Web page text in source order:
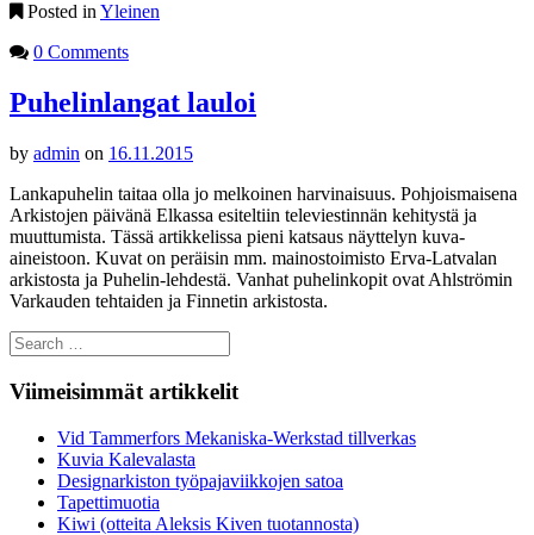
Posted inYleinen
0 Comments
Puhelinlangat lauloi
by admin on 16.11.2015
Lankapuhelin taitaa olla jo melkoinen harvinaisuus. Pohjoismaisena
Arkistojen päivänä Elkassa esiteltiin televiestinnän kehitystä ja
muuttumista. Tässä artikkelissa pieni katsaus näyttelyn kuva-
aineistoon. Kuvat on peräisin mm. mainostoimisto Erva-Latvalan
arkistosta ja Puhelin-lehdestä. Vanhat puhelinkopit ovat Ahlströmin
Varkauden tehtaiden ja Finnetin arkistosta.
Search
for:
Viimeisimmät artikkelit
Vid Tammerfors Mekaniska-Werkstad tillverkas
Kuvia Kalevalasta
Designarkiston työpajaviikkojen satoa
Tapettimuotia
Kiwi (otteita Aleksis Kiven tuotannosta)